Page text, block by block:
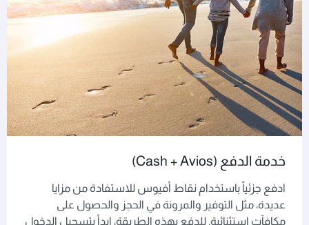
خدمة الدفع (Cash + Avios)
ادفع جزئياً باستخدام نقاط أفيوس للاستفادة من مزايا
عديدة، مثل التوفير والمرونة في الحجز والحصول على
مكافآت استثنائية. للدفع بهذه الطريقة، ابدأ بتسجيل الدخول